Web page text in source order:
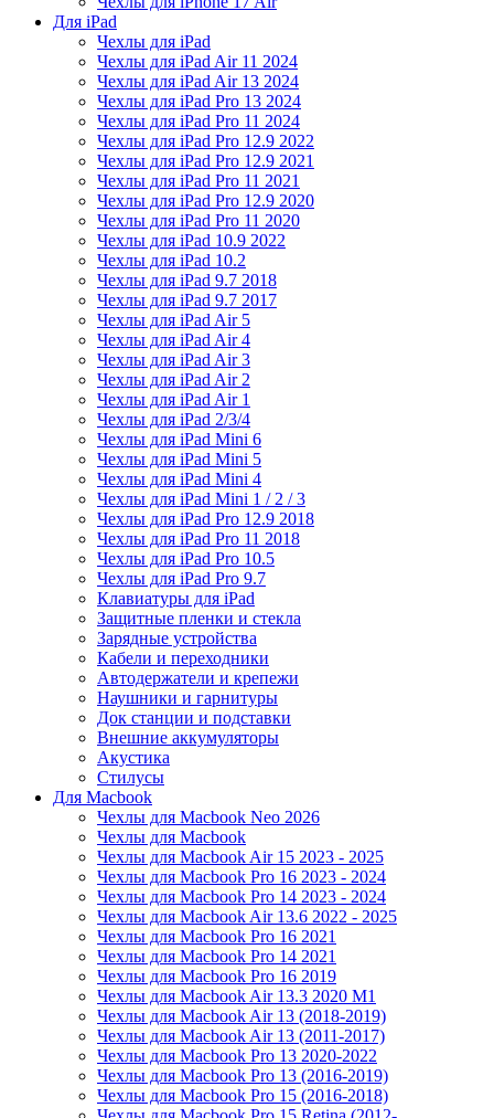
Для iPad
Чехлы для iPad
Чехлы для iPad Air 11 2024
Чехлы для iPad Air 13 2024
Чехлы для iPad Pro 13 2024
Чехлы для iPad Pro 11 2024
Чехлы для iPad Pro 12.9 2022
Чехлы для iPad Pro 12.9 2021
Чехлы для iPad Pro 11 2021
Чехлы для iPad Pro 12.9 2020
Чехлы для iPad Pro 11 2020
Чехлы для iPad 10.9 2022
Чехлы для iPad 10.2
Чехлы для iPad 9.7 2018
Чехлы для iPad 9.7 2017
Чехлы для iPad Air 5
Чехлы для iPad Air 4
Чехлы для iPad Air 3
Чехлы для iPad Air 2
Чехлы для iPad Air 1
Чехлы для iPad 2/3/4
Чехлы для iPad Mini 6
Чехлы для iPad Mini 5
Чехлы для iPad Mini 4
Чехлы для iPad Mini 1 / 2 / 3
Чехлы для iPad Pro 12.9 2018
Чехлы для iPad Pro 11 2018
Чехлы для iPad Pro 10.5
Чехлы для iPad Pro 9.7
Клавиатуры для iPad
Защитные пленки и стекла
Зарядные устройства
Кабели и переходники
Автодержатели и крепежи
Наушники и гарнитуры
Док станции и подставки
Внешние аккумуляторы
Акустика
Стилусы
Для Macbook
Чехлы для Macbook Neo 2026
Чехлы для Macbook
Чехлы для Macbook Air 15 2023 - 2025
Чехлы для Macbook Pro 16 2023 - 2024
Чехлы для Macbook Pro 14 2023 - 2024
Чехлы для Macbook Air 13.6 2022 - 2025
Чехлы для Macbook Pro 16 2021
Чехлы для Macbook Pro 14 2021
Чехлы для Macbook Pro 16 2019
Чехлы для Macbook Air 13.3 2020 M1
Чехлы для Macbook Air 13 (2018-2019)
Чехлы для Macbook Air 13 (2011-2017)
Чехлы для Macbook Pro 13 2020-2022
Чехлы для Macbook Pro 13 (2016-2019)
Чехлы для Macbook Pro 15 (2016-2018)